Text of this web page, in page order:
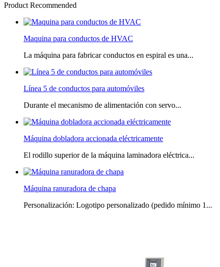
Product Recommended
Maquina para conductos de HVAC
La máquina para fabricar conductos en espiral es una...
Línea 5 de conductos para automóviles
Durante el mecanismo de alimentación con servo...
Máquina dobladora accionada eléctricamente
El rodillo superior de la máquina laminadora eléctrica...
Máquina ranuradora de chapa
Personalización: Logotipo personalizado (pedido mínimo 1...